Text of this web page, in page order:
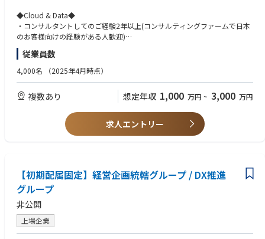
(2) Data Analytics Transformation: データドリブン経営を実現するための
体制、プロセス、テクノロジー、文化、スキル全般の改革
(3) Machine-First Ops Transformation: テクノロジーを活用したオペレーシ
(4a) Legacy System Modernization: システム老朽化やM&Aに伴う基幹シス
テムの抜本的改革・統合
(4b) IT Cost Optimization: ITコスト削減オポチュニティの診断と施策ロー
(5) Cyber Security Transformation: セキュリティガバナンスの企画・構
課題設定とソリューショニング支援、さらにプログラムマネジメントやチ
ェンジマネジメントなどの実行支援を行う部門です。
現在は日本・インド合わせて50人ほどが在籍し、クラウドやデータ&アナ
リティクス、プロセスオートメーション、
サイバーセキュリティ、ITサービスマネジメントなど、テクノロジーエリ
アごとに分かれてさまざまな業界のお客様をご支援しています。
◆Cloud & Data◆
・コンサルタントしてのご経験2年以上(コンサルティングファームで日本
のお客様向けの経験がある人歓迎)
・SIにおけるプロジェクトマネジメントのご経験
（コンサルティングファームでのご経験がない方はSIにおける上流工程
のご経験が必須）
◆Data & Analytics◆
・データ/AI領域（特にMDM）におけるプロジェクトマネジメント経験
・データドリブン経営を実現するための体制、プロセス、テクノロジー、
文化、スキル全般のコンサルティング経験
◆Business Analyst（Airline doman）◆
・PM/PMO経験もしくはコンサルタントのご経験2年以上(開発プロジェク
トにおけるチームリーダ相当経験も含む)
・航空業界ドメインナレッジ
・Altea、Radixxなどの旅客システム、整備、乗員、運航、貨物などOpera
tionシステムに関する知見
従業員数
4,000名 （2025年4月時点）
複数あり 想定年収 1,000 万円 ~ 3,000 万円
求人エントリー
【初期配属固定】経営企画統轄グループ / DX推進
グループ
非公開
上場企業